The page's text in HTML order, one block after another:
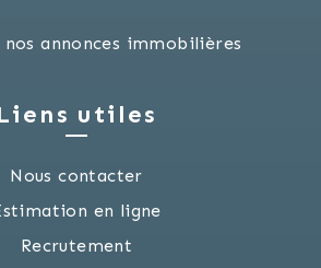
nos annonces immobilières
utiles
Nous contacter
en ligne
Recrutement